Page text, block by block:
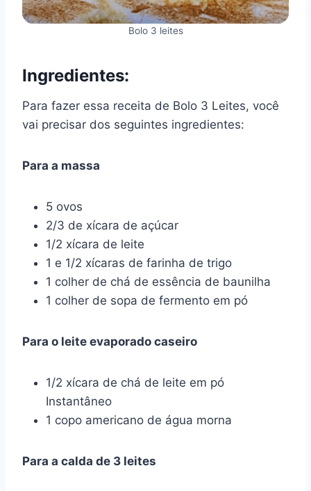
Bolo 3 leites
Ingredientes:
Para fazer essa receita de Bolo 3 Leites, você
vai precisar dos seguintes ingredientes:
Para a massa
5 ovos
2/3 de xícara de açúcar
1/2 xícara de leite
1 e 1/2 xícaras de farinha de trigo
1 colher de chá de essência de baunilha
1 colher de sopa de fermento em pó
Para o leite evaporado caseiro
1/2 xícara de chá de leite em pó
Instantâneo
1 copo americano de água morna
Para a calda de 3 leites